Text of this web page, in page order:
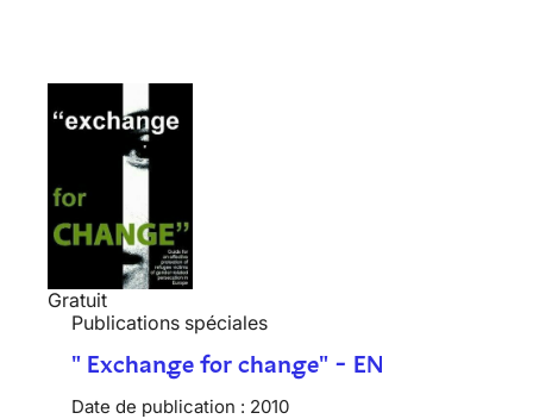
Gratuit
Publications spéciales
" Exchange for change" - EN
Date de publication : 2010